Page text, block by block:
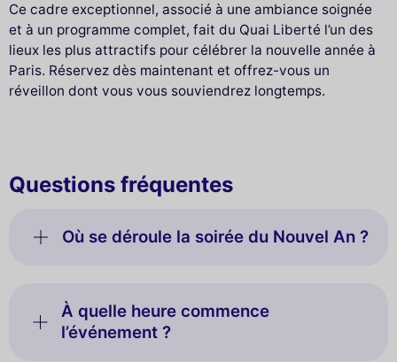
Ce cadre exceptionnel, associé à une ambiance soignée
et à un programme complet, fait du Quai Liberté l’un des
lieux les plus attractifs pour célébrer la nouvelle année à
Paris. Réservez dès maintenant et offrez-vous un
réveillon dont vous vous souviendrez longtemps.
Questions fréquentes
Où se déroule la soirée du Nouvel An ?
À quelle heure commence
l’événement ?